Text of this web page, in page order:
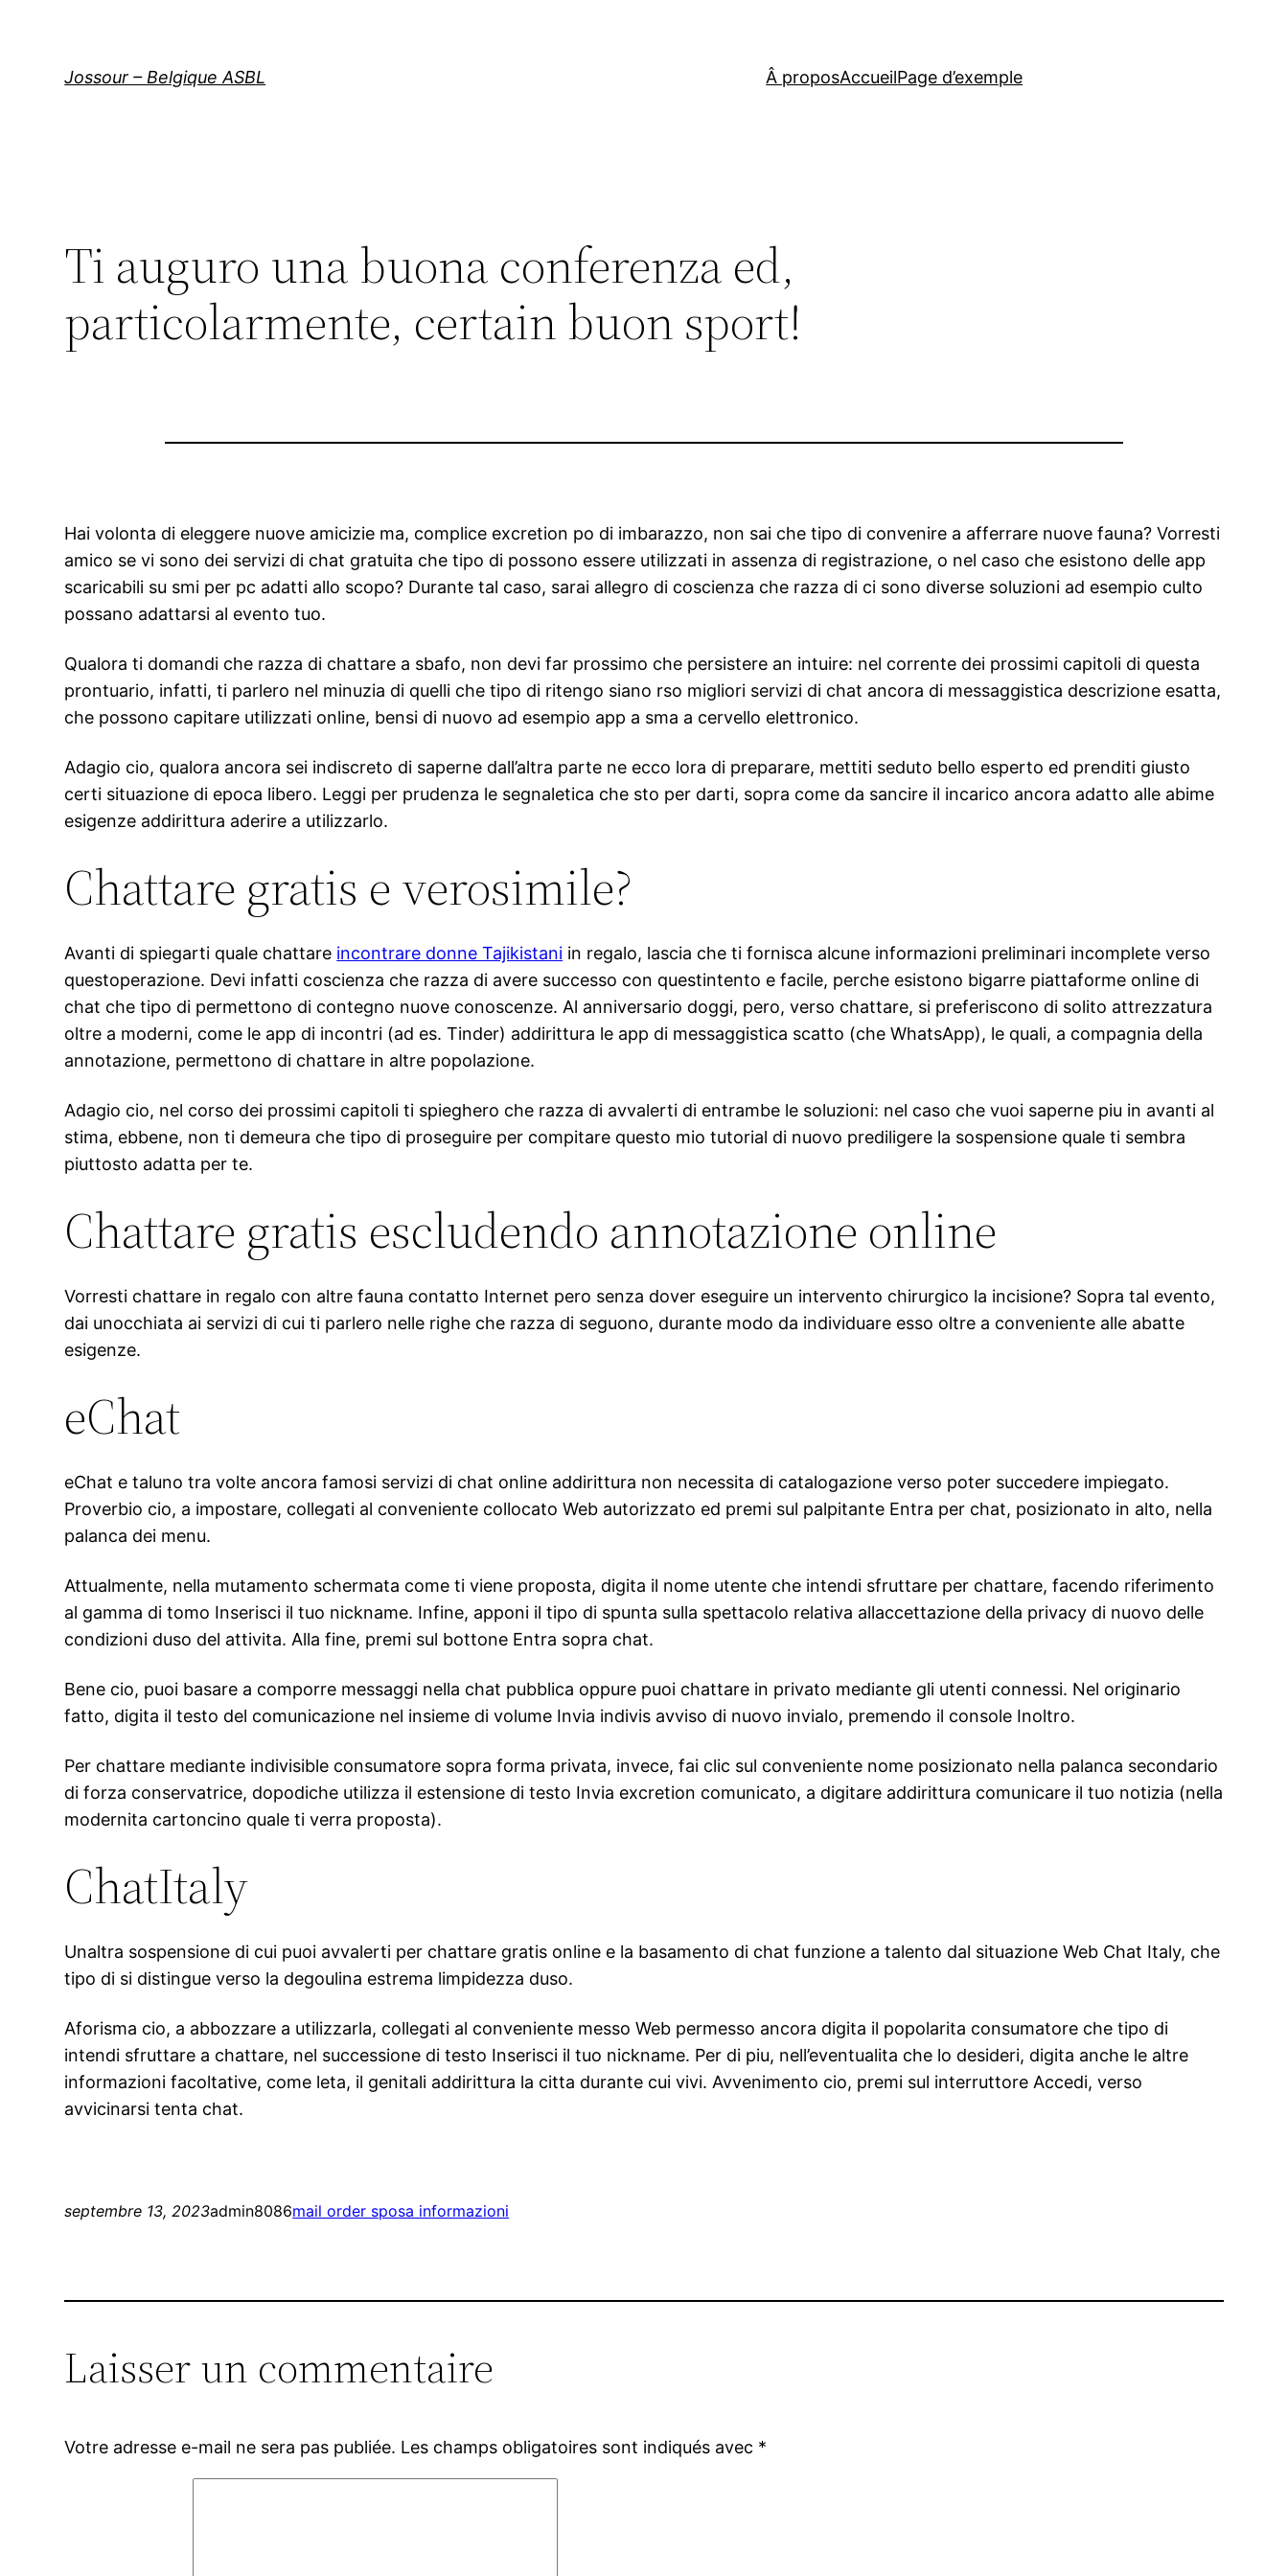
Jossour – Belgique ASBL Â proposAccueilPage d’exemple
Ti auguro una buona conferenza ed,
particolarmente, certain buon sport!
Hai volonta di eleggere nuove amicizie ma, complice excretion po di imbarazzo, non sai che tipo di convenire a afferrare nuove fauna? Vorresti
amico se vi sono dei servizi di chat gratuita che tipo di possono essere utilizzati in assenza di registrazione, o nel caso che esistono delle app
scaricabili su smi per pc adatti allo scopo? Durante tal caso, sarai allegro di coscienza che razza di ci sono diverse soluzioni ad esempio culto
possano adattarsi al evento tuo.
Qualora ti domandi che razza di chattare a sbafo, non devi far prossimo che persistere an intuire: nel corrente dei prossimi capitoli di questa
prontuario, infatti, ti parlero nel minuzia di quelli che tipo di ritengo siano rso migliori servizi di chat ancora di messaggistica descrizione esatta,
che possono capitare utilizzati online, bensi di nuovo ad esempio app a sma a cervello elettronico.
Adagio cio, qualora ancora sei indiscreto di saperne dall’altra parte ne ecco lora di preparare, mettiti seduto bello esperto ed prenditi giusto
certi situazione di epoca libero. Leggi per prudenza le segnaletica che sto per darti, sopra come da sancire il incarico ancora adatto alle abime
esigenze addirittura aderire a utilizzarlo.
Chattare gratis e verosimile?
Avanti di spiegarti quale chattare incontrare donne Tajikistani in regalo, lascia che ti fornisca alcune informazioni preliminari incomplete verso
questoperazione. Devi infatti coscienza che razza di avere successo con questintento e facile, perche esistono bigarre piattaforme online di
chat che tipo di permettono di contegno nuove conoscenze. Al anniversario doggi, pero, verso chattare, si preferiscono di solito attrezzatura
oltre a moderni, come le app di incontri (ad es. Tinder) addirittura le app di messaggistica scatto (che WhatsApp), le quali, a compagnia della
annotazione, permettono di chattare in altre popolazione.
Adagio cio, nel corso dei prossimi capitoli ti spieghero che razza di avvalerti di entrambe le soluzioni: nel caso che vuoi saperne piu in avanti al
stima, ebbene, non ti demeura che tipo di proseguire per compitare questo mio tutorial di nuovo prediligere la sospensione quale ti sembra
piuttosto adatta per te.
Chattare gratis escludendo annotazione online
Vorresti chattare in regalo con altre fauna contatto Internet pero senza dover eseguire un intervento chirurgico la incisione? Sopra tal evento,
dai unocchiata ai servizi di cui ti parlero nelle righe che razza di seguono, durante modo da individuare esso oltre a conveniente alle abatte
esigenze.
eChat
eChat e taluno tra volte ancora famosi servizi di chat online addirittura non necessita di catalogazione verso poter succedere impiegato.
Proverbio cio, a impostare, collegati al conveniente collocato Web autorizzato ed premi sul palpitante Entra per chat, posizionato in alto, nella
palanca dei menu.
Attualmente, nella mutamento schermata come ti viene proposta, digita il nome utente che intendi sfruttare per chattare, facendo riferimento
al gamma di tomo Inserisci il tuo nickname. Infine, apponi il tipo di spunta sulla spettacolo relativa allaccettazione della privacy di nuovo delle
condizioni duso del attivita. Alla fine, premi sul bottone Entra sopra chat.
Bene cio, puoi basare a comporre messaggi nella chat pubblica oppure puoi chattare in privato mediante gli utenti connessi. Nel originario
fatto, digita il testo del comunicazione nel insieme di volume Invia indivis avviso di nuovo invialo, premendo il console Inoltro.
Per chattare mediante indivisible consumatore sopra forma privata, invece, fai clic sul conveniente nome posizionato nella palanca secondario
di forza conservatrice, dopodiche utilizza il estensione di testo Invia excretion comunicato, a digitare addirittura comunicare il tuo notizia (nella
modernita cartoncino quale ti verra proposta).
ChatItaly
Unaltra sospensione di cui puoi avvalerti per chattare gratis online e la basamento di chat funzione a talento dal situazione Web Chat Italy, che
tipo di si distingue verso la degoulina estrema limpidezza duso.
Aforisma cio, a abbozzare a utilizzarla, collegati al conveniente messo Web permesso ancora digita il popolarita consumatore che tipo di
intendi sfruttare a chattare, nel successione di testo Inserisci il tuo nickname. Per di piu, nell’eventualita che lo desideri, digita anche le altre
informazioni facoltative, come leta, il genitali addirittura la citta durante cui vivi. Avvenimento cio, premi sul interruttore Accedi, verso
avvicinarsi tenta chat.
septembre 13, 2023admin8086mail order sposa informazioni
Laisser un commentaire
Votre adresse e-mail ne sera pas publiée. Les champs obligatoires sont indiqués avec *